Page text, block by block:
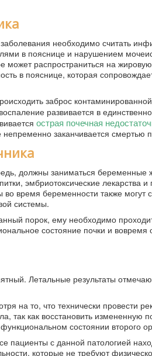
необходимо считать
в пояснице и нарушением
может распространиться на
в пояснице, которая
заброс
развивается в
острая почечная
заканчивается смертью
должны заниматься
эмбриотоксические лекарства
время беременности также могут
системы.
порок, ему необходимо
состояние почки и
Летальные результаты
на то, что технически провести
так как восстановить измененную
состоянии второго
пациенты с данной патологией
которые не требуют